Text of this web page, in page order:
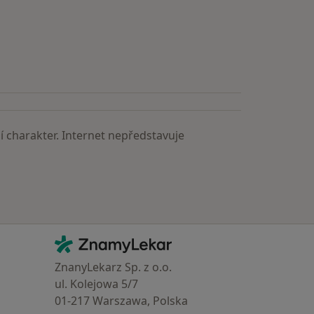
charakter. Internet nepředstavuje
Kontakt
ZnamyLekar - Hlavní stránka
ZnanyLekarz Sp. z o.o.
ul. Kolejowa 5/7
01-217 Warszawa, Polska